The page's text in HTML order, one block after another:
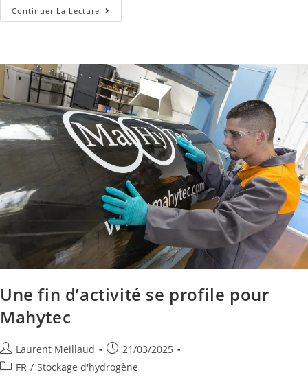
Continuer La Lecture
Une fin d’activité se profile pour
Mahytec
Laurent Meillaud
21/03/2025
FR / Stockage d'hydrogène